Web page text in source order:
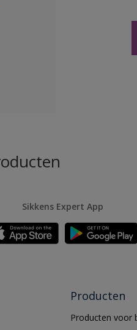
Sikkens Expert App
Producten
Producten voor